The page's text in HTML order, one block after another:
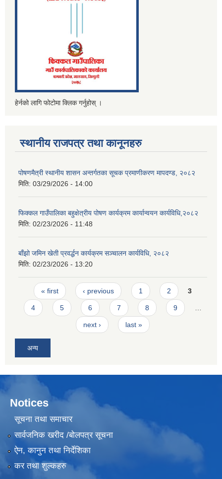
हेर्नको लागि फोटोमा क्लिक गर्नुहोस् ।
स्थानीय राजपत्र तथा कानूनहरु
पोषणमैत्री स्थानीय शासन अन्तर्गतका सूचक प्रमाणीकरण मापदण्ड, २०८२
मिति: 03/29/2026 - 14:00
फिक्कल गाउँपालिका बहुक्षेत्रीय पोषण कार्यक्रम कार्यान्वयन कार्यविधि,२०८२
मिति: 02/23/2026 - 11:48
बाँझो जमिन खेती प्रवर्द्धन कार्यक्रम सञ्‍चालन कार्यविधि, २०८२
मिति: 02/23/2026 - 13:20
Pages
« first ‹ previous 1 2 3
4 5 6 7 8 9 …
next › last »
अन्य
Notices
सूचना तथा समाचार
सार्वजनिक खरीद /बोलपत्र सूचना
ऐन, कानुन तथा निर्देशिका
कर तथा शुल्कहरु